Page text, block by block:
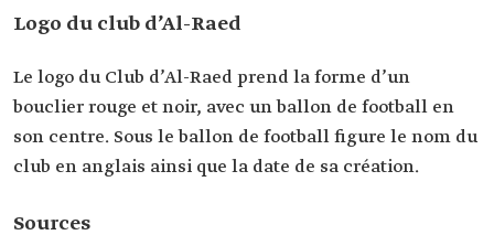
Logo du club d’Al-Raed
Le logo du Club d’Al-Raed prend la forme d’un
bouclier rouge et noir, avec un ballon de football en
son centre. Sous le ballon de football figure le nom du
club en anglais ainsi que la date de sa création.
Sources